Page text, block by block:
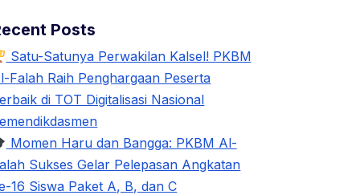
Posts
Satu-Satunya Perwakilan Kalsel! PKBM
Falah Raih Penghargaan Peserta
di TOT Digitalisasi Nasional
Momen Haru dan Bangga: PKBM Al-
Sukses Gelar Pelepasan Angkatan
16 Siswa Paket A, B, dan C